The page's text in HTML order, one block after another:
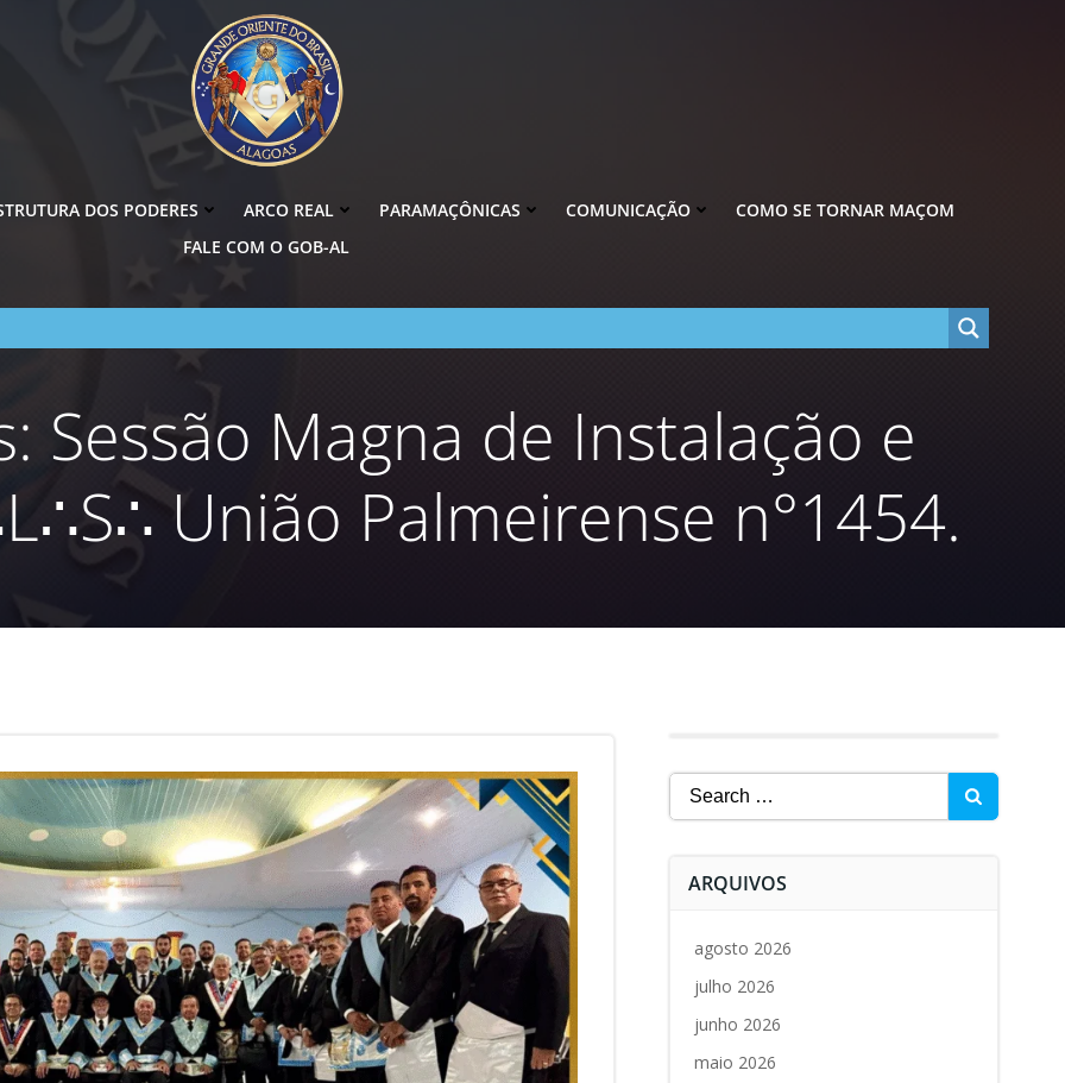
DOS PODERES ARCO REAL PARAMAÇÔNICAS COMUNICAÇÃO
COMO SE TORNAR MAÇOM
FALE COM O GOB-AL
Sessão Magna de Instalação e
União Palmeirense n°1454.
Search
for:
ARQUIVOS
agosto 2026
julho 2026
junho 2026
maio 2026